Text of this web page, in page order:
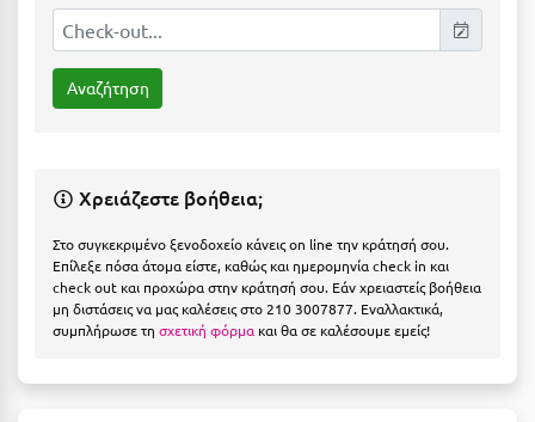
Ηλεία
Θεσσαλονίκη
Ιεράπετρα
Χρειάζεστε βοήθεια;
Στο συγκεκριμένο ξενοδοχείο κάνεις on line την κράτησή σου.
Επίλεξε πόσα άτομα είστε, καθώς και ημερομηνία check in και
check out και προχώρα στην κράτησή σου. Εάν χρειαστείς βοήθεια
μη διστάσεις να μας καλέσεις στο 210 3007877. Εναλλακτικά,
συμπλήρωσε τη σχετική φόρμα και θα σε καλέσουμε εμείς!